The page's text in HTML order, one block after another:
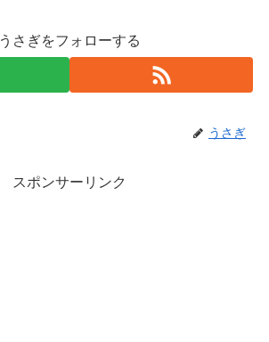
うさぎをフォローする
うさぎ
スポンサーリンク